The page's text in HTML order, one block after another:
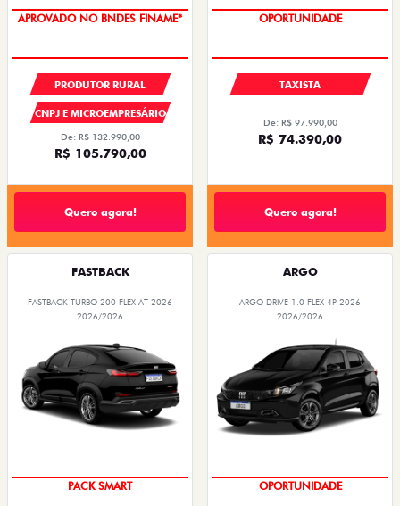
APROVADO NO BNDES FINAME*
PRODUTOR RURAL
CNPJ E MICROEMPRESÁRIO
De: R$ 132.990,00
R$ 105.790,00
Quero agora!
OPORTUNIDADE
TAXISTA
De: R$ 97.990,00
R$ 74.390,00
Quero agora!
FASTBACK
FASTBACK TURBO 200 FLEX AT 2026
2026/2026
PACK SMART
ARGO
ARGO DRIVE 1.0 FLEX 4P 2026
2026/2026
OPORTUNIDADE